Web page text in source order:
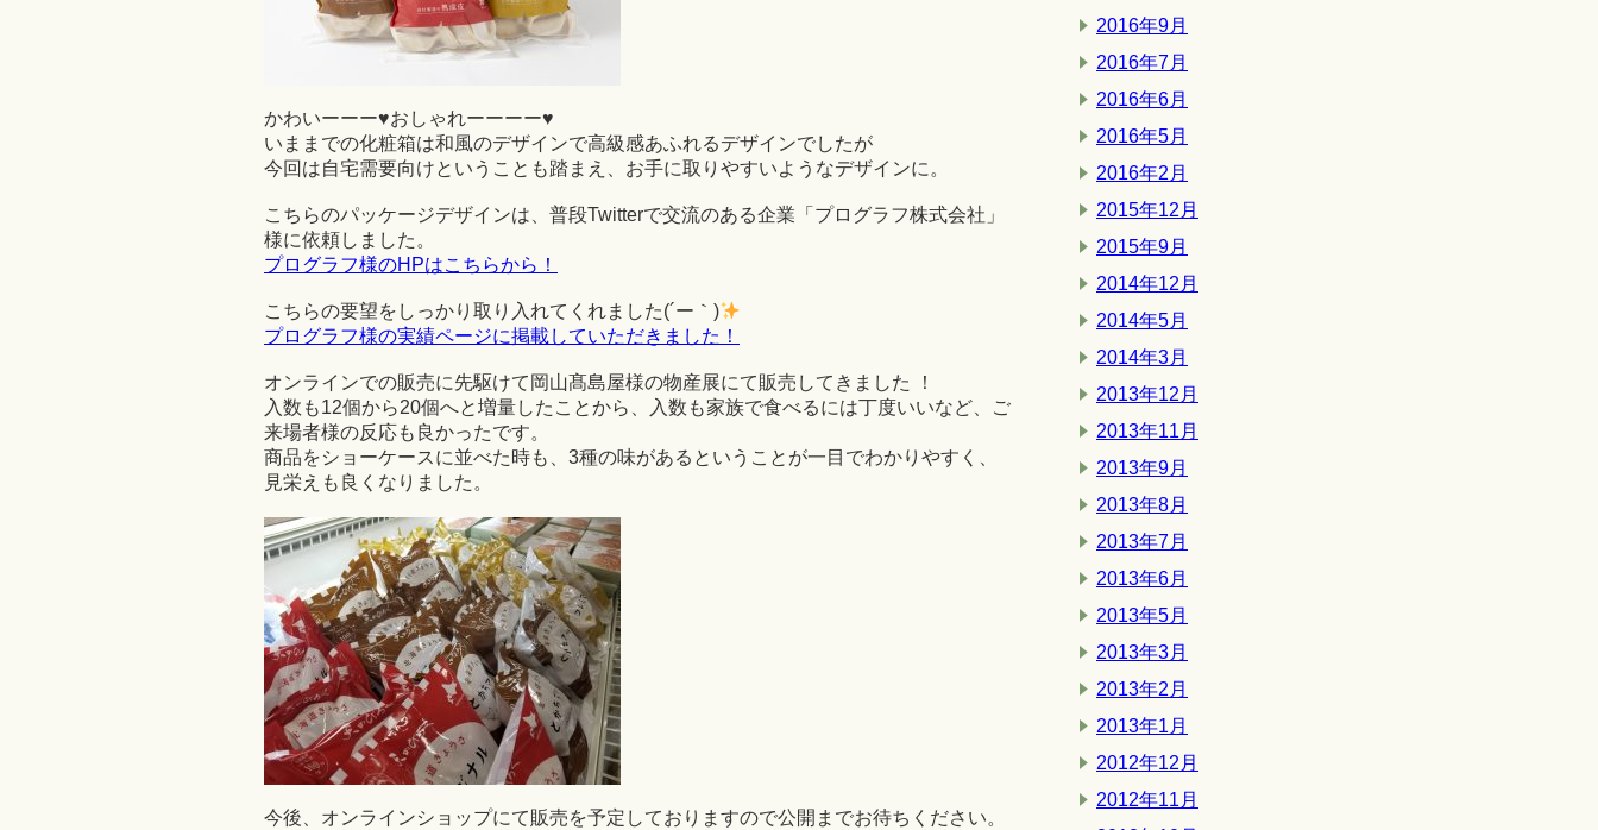
かわいーーー♥おしゃれーーーー♥
いままでの化粧箱は和風のデザインで高級感あふれるデザインでしたが
今回は自宅需要向けということも踏まえ、お手に取りやすいようなデザインに。
こちらのパッケージデザインは、普段Twitterで交流のある企業「プログラフ株式会社」
様に依頼しました。
プログラフ様のHPはこちらから！
こちらの要望をしっかり取り入れてくれました(´ー｀)
プログラフ様の実績ページに掲載していただきました！
オンラインでの販売に先駆けて岡山髙島屋様の物産展にて販売してきました ！
入数も12個から20個へと増量したことから、入数も家族で食べるには丁度いいなど、ご
来場者様の反応も良かったです。
商品をショーケースに並べた時も、3種の味があるということが一目でわかりやすく、
見栄えも良くなりました。
今後、オンラインショップにて販売を予定しておりますので公開までお待ちください。
2016年9月
2016年7月
2016年6月
2016年5月
2016年2月
2015年12月
2015年9月
2014年12月
2014年5月
2014年3月
2013年12月
2013年11月
2013年9月
2013年8月
2013年7月
2013年6月
2013年5月
2013年3月
2013年2月
2013年1月
2012年12月
2012年11月